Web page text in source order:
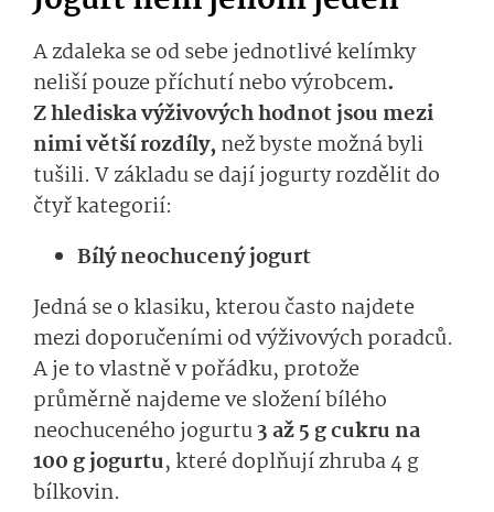
A zdaleka se od sebe jednotlivé kelímky
neliší pouze příchutí nebo výrobcem.
Z hlediska výživových hodnot jsou mezi
nimi větší rozdíly,než byste možná byli
tušili. V základu se dají jogurty rozdělit do
čtyř kategorií:
Bílý neochucený jogurt
Jedná se o klasiku, kterou často najdete
mezi doporučeními od výživových poradců.
A je to vlastně v pořádku, protože
průměrně najdeme ve složení bílého
neochuceného jogurtu3 až 5 g cukru na
100 g jogurtu, které doplňují zhruba 4 g
bílkovin.